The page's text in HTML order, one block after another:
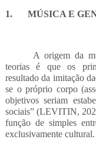
1.
MÚSICA E
A origem da
teorias é que os
resultado da imitação
se o próprio corpo
objetivos seriam
sociais” (LEVITIN,
função de simples
exclusivamente cultural.